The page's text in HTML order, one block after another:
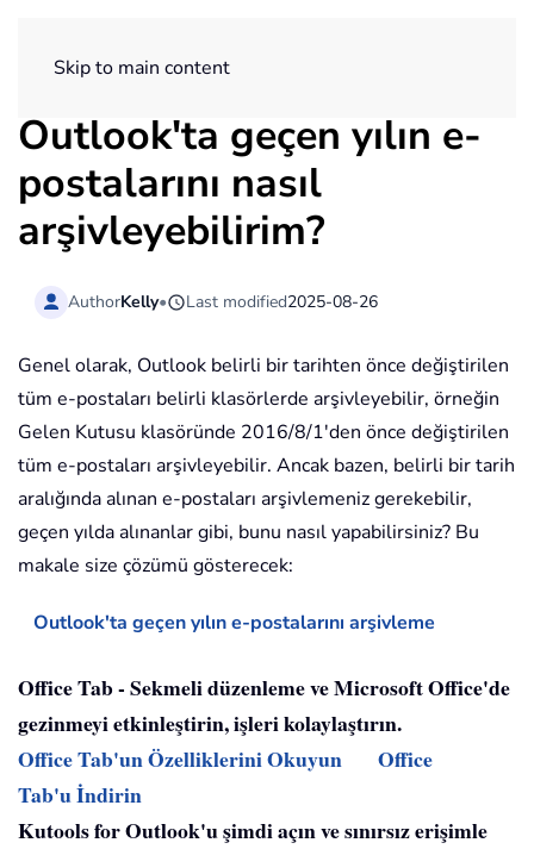
Skip to main content
Outlook'ta geçen yılın e-
postalarını nasıl
arşivleyebilirim?
AuthorKelly• Last modified2025-08-26
Genel olarak, Outlook belirli bir tarihten önce değiştirilen
tüm e-postaları belirli klasörlerde arşivleyebilir, örneğin
Gelen Kutusu klasöründe 2016/8/1'den önce değiştirilen
tüm e-postaları arşivleyebilir. Ancak bazen, belirli bir tarih
aralığında alınan e-postaları arşivlemeniz gerekebilir,
geçen yılda alınanlar gibi, bunu nasıl yapabilirsiniz? Bu
makale size çözümü gösterecek:
Outlook'ta geçen yılın e-postalarını arşivleme
Office Tab - Sekmeli düzenleme ve Microsoft Office'de
gezinmeyi etkinleştirin, işleri kolaylaştırın.
Office Tab'un Özelliklerini Okuyun
Office
Tab'u İndirin
Kutools for Outlook'u şimdi açın ve sınırsız erişimle